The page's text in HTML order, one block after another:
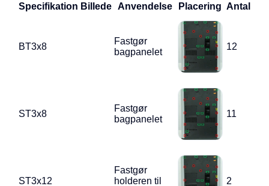
Specifikation Billede Anvendelse Placering Antal
BT3x8
Fastgør
bagpanelet
12
ST3x8
Fastgør
bagpanelet
11
ST3x12
Fastgør
holderen til
2